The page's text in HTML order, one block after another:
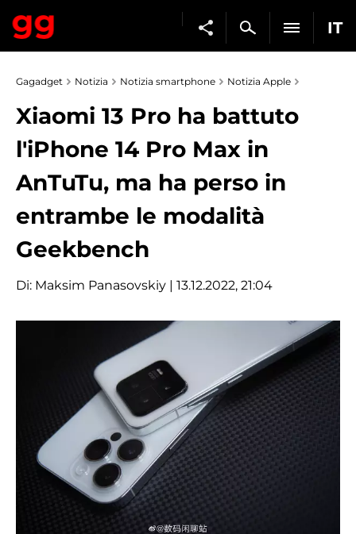
IT
Gagadget Notizia Notizia smartphone Notizia Apple
Xiaomi 13 Pro ha battuto
l'iPhone 14 Pro Max in
AnTuTu, ma ha perso in
entrambe le modalità
Geekbench
Di: Maksim Panasovskiy | 13.12.2022, 21:04